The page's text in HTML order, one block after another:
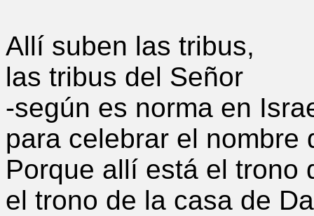
Allí suben las tribus,
las tribus del Señor
-según es norma en
para celebrar el nombre
Porque allí está el trono
el trono de la casa de